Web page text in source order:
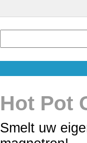
Hot Pot
Smelt uw